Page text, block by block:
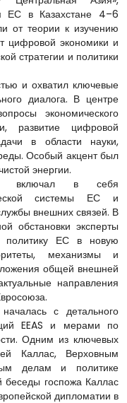
ЕС в Казахстане 4–6
от теории к изучению
цифровой экономики и
стратегии и политики
и охватил ключевые
диалога. В центре
экономического
развитие цифровой
в области науки,
Особый акцент был
энергии.
включал в себя
системы ЕС и
внешних связей. В
обстановки эксперты
политику ЕС в новую
механизмы и
общей внешней
направления
с детального
EEAS и мерами по
Одним из ключевых
Каллас, Верховным
делам и политике
беседы госпожа Каллас
дипломатии в